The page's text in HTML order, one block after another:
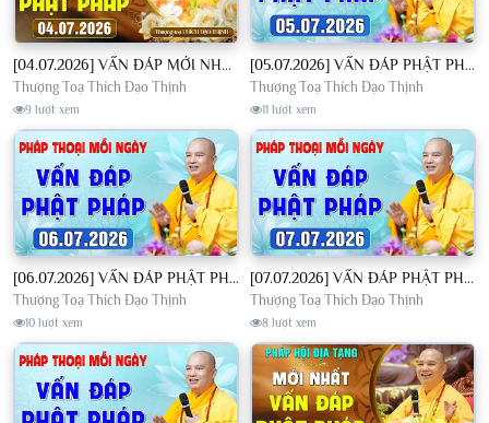
[04.07.2026] VẤN ĐÁP MỚI NHẤT - Pháp Hội Địa Tạng Chùa Khai Nguyên | TT. Thích Đạo Thịnh
Thượng Toạ Thích Đạo Thịnh
9 lượt xem
[05.07.2026] VẤN ĐÁP PHẬT PHÁP - Nghe Thầy giảng Pháp mỗi ngày CÔNG ĐỨC VÔ LƯỢNG│TT. Thích Đạo Thịnh
Thượng Toạ Thích Đạo Thịnh
11 lượt xem
[06.07.2026] VẤN ĐÁP PHẬT PHÁP - Nghe Thầy giảng Pháp mỗi ngày CÔNG ĐỨC VÔ LƯỢNG│TT. Thích Đạo Thịnh
Thượng Toạ Thích Đạo Thịnh
10 lượt xem
[07.07.2026] VẤN ĐÁP PHẬT PHÁP - Nghe Thầy giảng Pháp mỗi ngày CÔNG ĐỨC VÔ LƯỢNG│TT. Thích Đạo Thịnh
Thượng Toạ Thích Đạo Thịnh
8 lượt xem